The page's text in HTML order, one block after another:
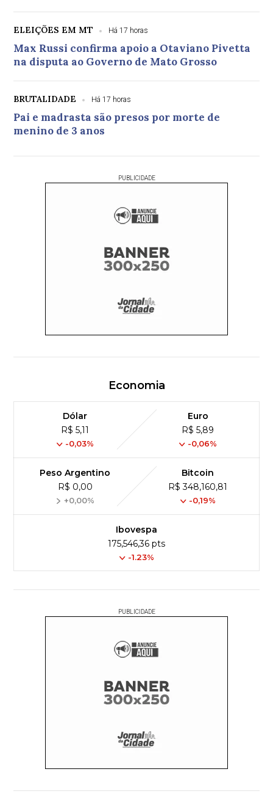
ELEIÇÕES EM MT Há 17 horas
Max Russi confirma apoio a Otaviano Pivetta
na disputa ao Governo de Mato Grosso
BRUTALIDADE Há 17 horas
Pai e madrasta são presos por morte de
menino de 3 anos
PUBLICIDADE
Economia
Dólar
R$ 5,11
-0,03%
Euro
R$ 5,89
-0,06%
Peso Argentino
R$ 0,00
+0,00%
Bitcoin
R$ 348,160,81
-0,19%
Ibovespa
175,546,36 pts
-1.23%
PUBLICIDADE